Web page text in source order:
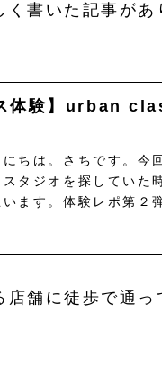
書いた記事が
ス体験】urban
ちは。さちです。今
スタジオを探していた
います。体験レポ第
舗に徒歩で通っ